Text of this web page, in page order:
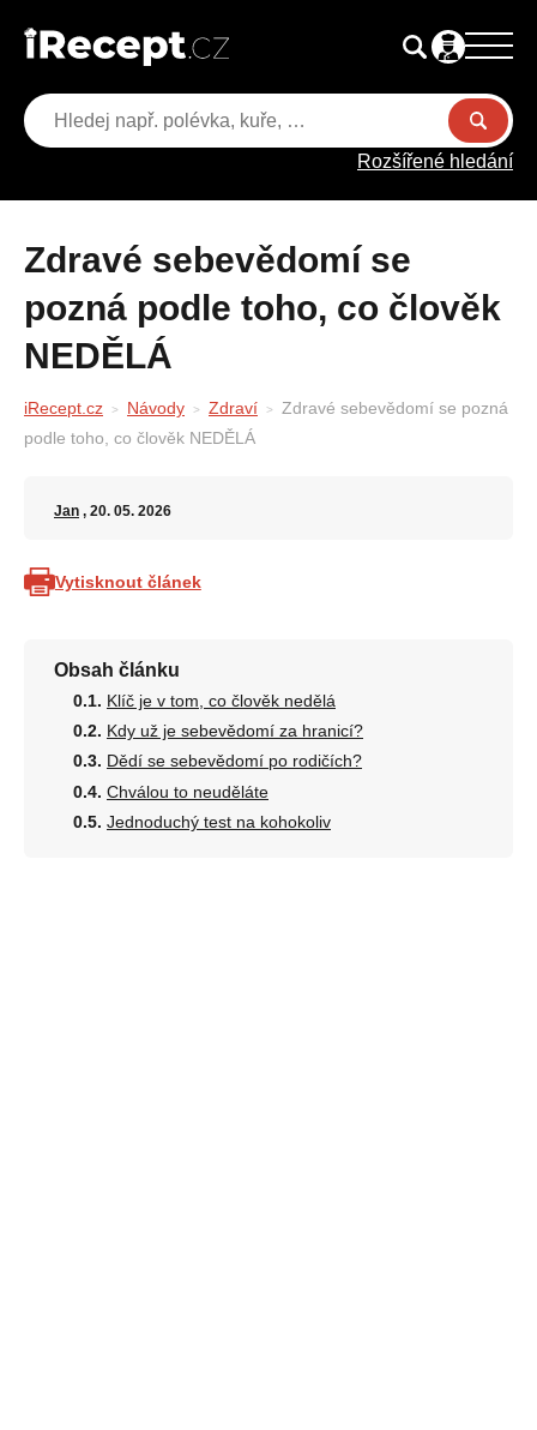
Rozšířené hledání
Zdravé sebevědomí se
pozná podle toho, co člověk
NEDĚLÁ
iRecept.cz Návody Zdraví
Zdravé sebevědomí se pozná
podle toho, co člověk NEDĚLÁ
Jan , 20. 05. 2026
Vytisknout článek
Obsah článku
Klíč je v tom, co člověk nedělá
Kdy už je sebevědomí za hranicí?
Dědí se sebevědomí po rodičích?
Chválou to neuděláte
Jednoduchý test na kohokoliv